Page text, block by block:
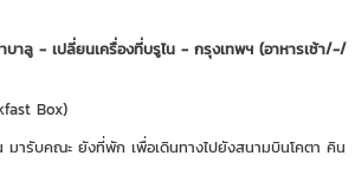
บาลู - เปลี่ยนเครื่องที่บรูไน - กรุงเทพฯ (อาหารเช้า/-/
Box)
ารับคณะ ยังที่พัก เพื่อเดินทางไปยังสนามบินโคตา คิน